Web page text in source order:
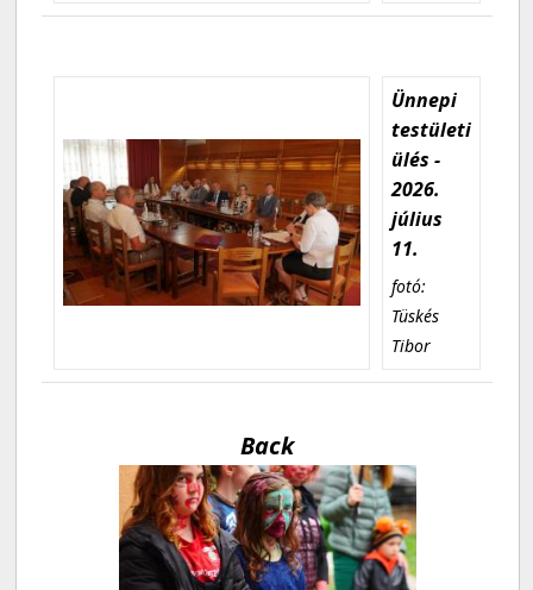
Ünnepi
testületi
ülés -
2026.
július
11.
fotó:
Tüskés
Tibor
Back